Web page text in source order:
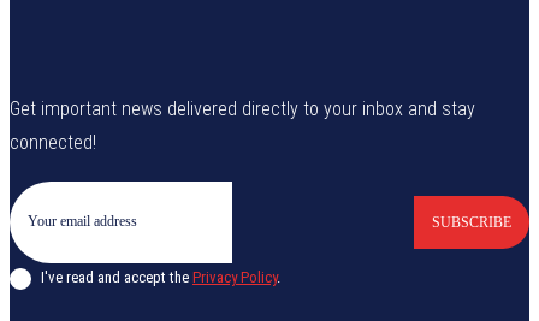
Get important news delivered directly to your inbox and stay
connected!
SUBSCRIBE
I've read and accept the Privacy Policy.